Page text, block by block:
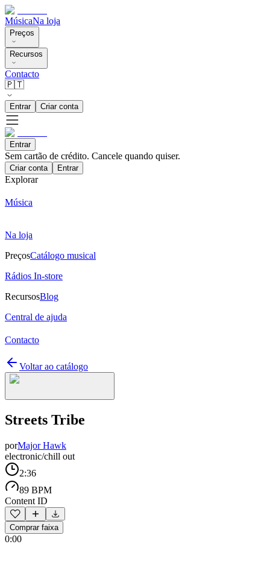
MúsicaNa loja
Preços
Recursos
Contacto
🇵🇹
Entrar Criar conta
Entrar
Sem cartão de crédito. Cancele quando quiser.
Criar conta Entrar
Explorar
Música
Na loja
PreçosCatálogo musical
Rádios In-store
RecursosBlog
Central de ajuda
Contacto
Voltar ao catálogo
Streets Tribe
porMajor Hawk
electronic/chill out
2:36
89 BPM
Content ID
Comprar faixa
0:00